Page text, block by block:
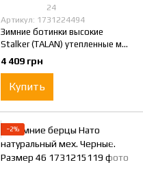
24
Артикул: 1731224494
Зимние ботинки высокие
Stalker (TALAN) утепленные мех
черные. Размер 46
4 409 грн
Купить
−2%